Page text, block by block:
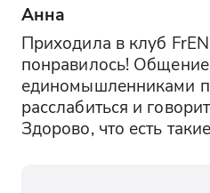
Анна
Приходила в клуб
понравилось!
единомышленниками
расслабиться и
Здорово, что есть